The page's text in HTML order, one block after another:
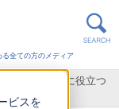
ビスを
全ての方のメディア
性とは？分析に役立つ